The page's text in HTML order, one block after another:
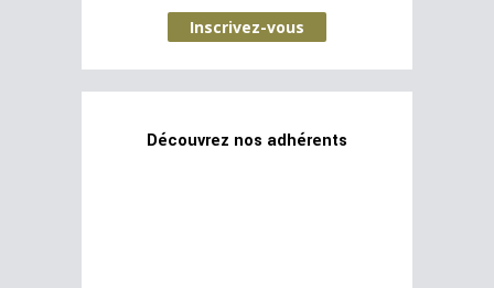
Inscrivez-vous
Découvrez nos adhérents